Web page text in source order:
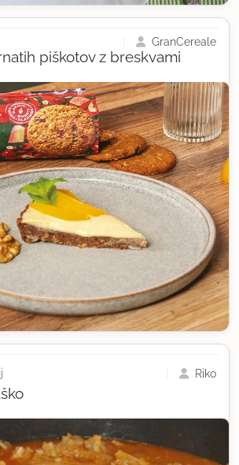
piškotov z breskvami
GranCereale
Riko